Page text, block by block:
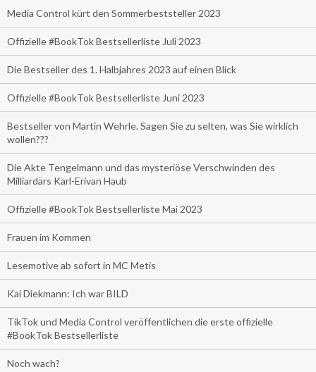
Media Control kürt den Sommerbeststeller 2023
Offizielle #BookTok Bestsellerliste Juli 2023
Die Bestseller des 1. Halbjahres 2023 auf einen Blick
Offizielle #BookTok Bestsellerliste Juni 2023
Bestseller von Martin Wehrle. Sagen Sie zu selten, was Sie wirklich
wollen???
Die Akte Tengelmann und das mysteriöse Verschwinden des
Milliardärs Karl-Erivan Haub
Offizielle #BookTok Bestsellerliste Mai 2023
Frauen im Kommen
Lesemotive ab sofort in MC Metis
Kai Diekmann: Ich war BILD
TikTok und Media Control veröffentlichen die erste offizielle
#BookTok Bestsellerliste
Noch wach?